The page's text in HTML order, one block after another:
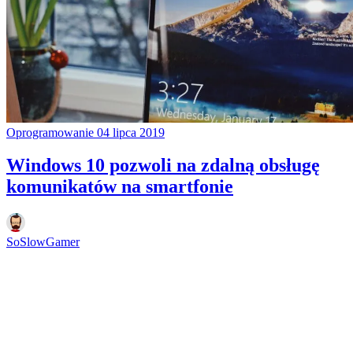
Oprogramowanie 04 lipca 2019
Windows 10 pozwoli na zdalną obsługę
komunikatów na smartfonie
SoSlowGamer